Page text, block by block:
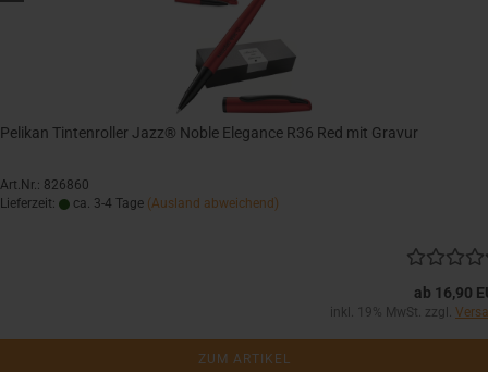
Pelikan Tintenroller Jazz® Noble Elegance R36 Red mit Gravur
Art.Nr.: 826860
Lieferzeit:
ca. 3-4 Tage (Ausland abweichend)
ab 16,90
inkl. 19% MwSt. zzgl.
ZUM ARTIKEL